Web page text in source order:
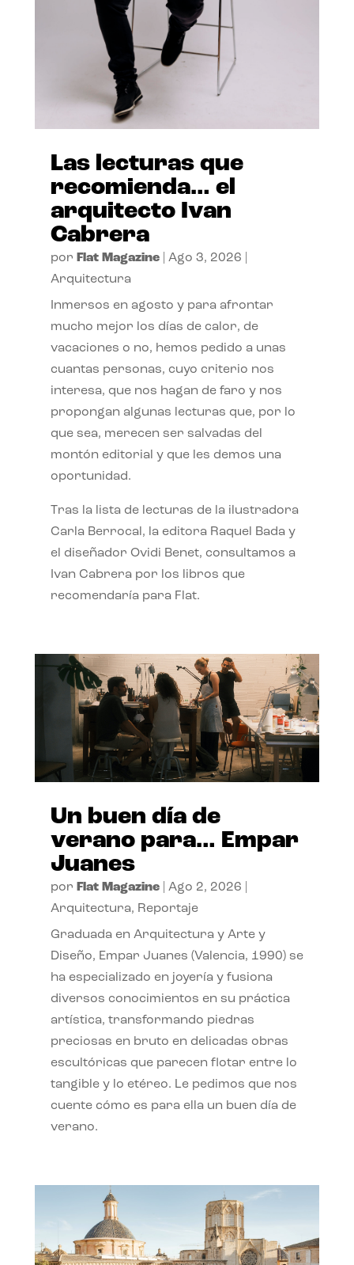
Las lecturas que
recomienda… el
arquitecto Ivan
Cabrera
por Flat Magazine| Ago 3, 2026
Arquitectura
Inmersos en agosto y para afrontar
mucho mejor los días de calor, de
vacaciones o no, hemos pedido a unas
cuantas personas, cuyo criterio nos
interesa, que nos hagan de faro y nos
propongan algunas lecturas que, por lo
que sea, merecen ser salvadas del
montón editorial y que les demos una
oportunidad.
Tras la lista de lecturas de la ilustradora
Carla Berrocal, la editora Raquel Bada y
el diseñador Ovidi Benet, consultamos a
Ivan Cabrera por los libros que
recomendaría para Flat.
Un buen día de
verano para… Empar
Juanes
por Flat Magazine| Ago 2, 2026
Arquitectura, Reportaje
Graduada en Arquitectura y Arte y
Diseño, Empar Juanes (Valencia, 1990) se
ha especializado en joyería y fusiona
diversos conocimientos en su práctica
artística, transformando piedras
preciosas en bruto en delicadas obras
escultóricas que parecen flotar entre lo
tangible y lo etéreo. Le pedimos que nos
cuente cómo es para ella un buen día de
verano.